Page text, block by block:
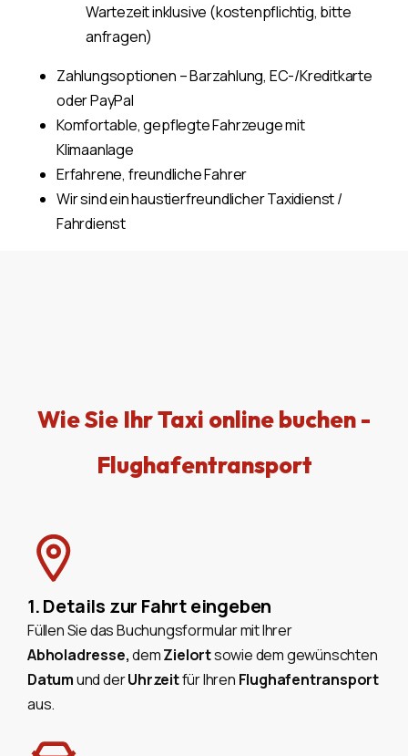
Wartezeit inklusive (kostenpflichtig, bitte
anfragen)
Zahlungsoptionen – Barzahlung, EC-/Kreditkarte
oder PayPal
Komfortable, gepflegte Fahrzeuge mit
Klimaanlage
Erfahrene, freundliche Fahrer
Wir sind ein haustierfreundlicher Taxidienst /
Fahrdienst
Wie Sie Ihr Taxi online buchen -
Flughafentransport
1. Details zur Fahrt eingeben
Füllen Sie das Buchungsformular mit Ihrer
Abholadresse,demZielortsowie dem gewünschten
Datumund derUhrzeitfür Ihren Flughafentransport
aus.